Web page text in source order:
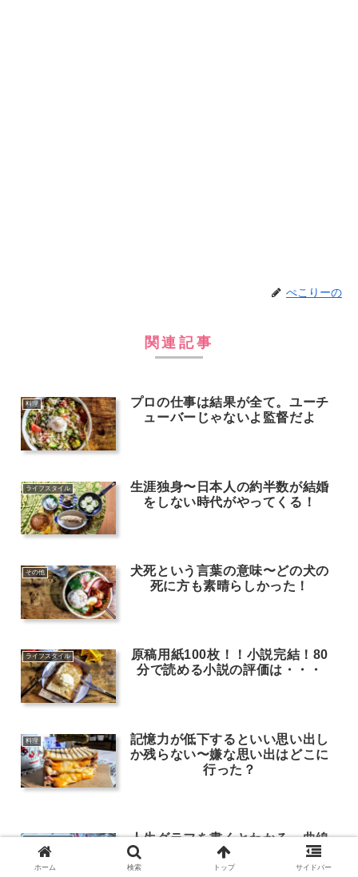
ぺこりーの
関連記事
料理
プロの仕事は結果が全て。ユーチ
ューバーじゃないよ監督だよ
ライフスタイル
生涯独身〜日本人の約半数が結婚
をしない時代がやってくる！
その他
犬死という言葉の意味〜どの犬の
死に方も素晴らしかった！
ライフスタイル
原稿用紙100枚！！小説完結！80
分で読める小説の評価は・・・
料理
記憶力が低下するといい思い出し
か残らない〜嫌な思い出はどこに
行った？
人生グラフを書くとわかる。曲線
はあなたが幸せだった頃を教えて
くれる
ホーム 検索 トップ サイドバー